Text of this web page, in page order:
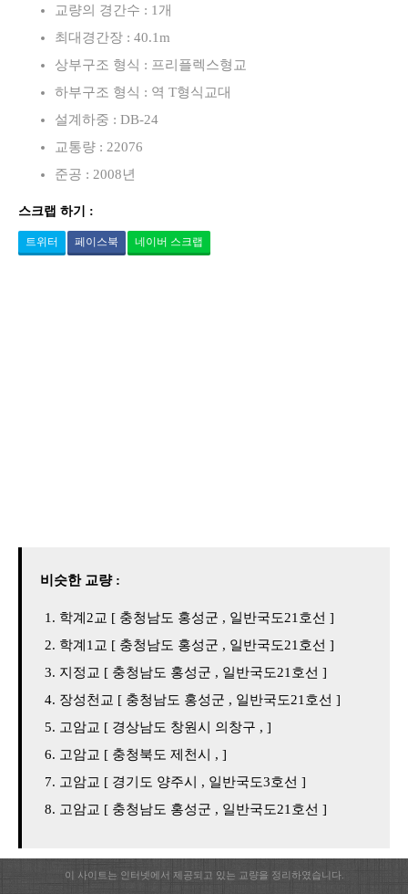
교량의 경간수 : 1개
최대경간장 : 40.1m
상부구조 형식 : 프리플렉스형교
하부구조 형식 : 역 T형식교대
설계하중 : DB-24
교통량 : 22076
준공 : 2008년
스크랩 하기 :
트위터 페이스북 네이버 스크랩
비슷한 교량 :
학계2교 [ 충청남도 홍성군 , 일반국도21호선 ]
학계1교 [ 충청남도 홍성군 , 일반국도21호선 ]
지정교 [ 충청남도 홍성군 , 일반국도21호선 ]
장성천교 [ 충청남도 홍성군 , 일반국도21호선 ]
고암교 [ 경상남도 창원시 의창구 , ]
고암교 [ 충청북도 제천시 , ]
고암교 [ 경기도 양주시 , 일반국도3호선 ]
고암교 [ 충청남도 홍성군 , 일반국도21호선 ]
이 사이트는 인터넷에서 제공되고 있는 교량을 정리하였습니다.